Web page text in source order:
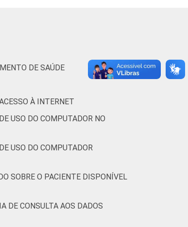
- - -
DE SAÚDE
À INTERNET
USO DO COMPUTADOR NO
USO DO COMPUTADOR
SOBRE O PACIENTE DISPONÍVEL
DE CONSULTA AOS DADOS